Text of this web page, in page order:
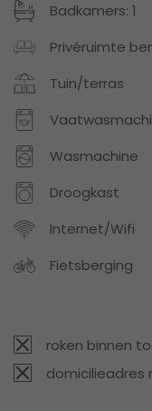
Badkamers: 1
Privéruimte
Tuin/terras
Wasmachine
Droogkast
Internet/Wifi
Fietsberging
roken binnen
domicilieadres